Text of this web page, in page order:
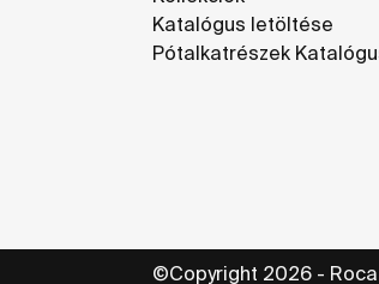
Katalógus letöltése
Pótalkatrészek
©Copyright 2026 - Roca